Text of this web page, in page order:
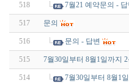
518 7월21 예약문의 - 답
517 문의
516 문의 - 답변
515 7월30일부터 8월1일까지
514 7월30일부터 8월1